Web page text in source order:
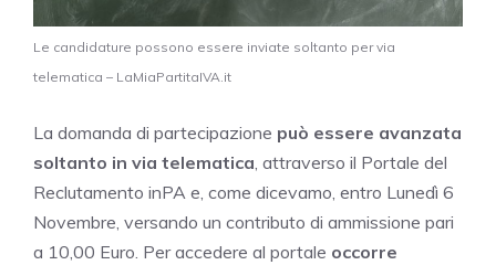
Le candidature possono essere inviate soltanto per via
telematica – LaMiaPartitaIVA.it
La domanda di partecipazione può essere avanzata
soltanto in via telematica, attraverso il Portale del
Reclutamento inPA e, come dicevamo, entro Lunedì 6
Novembre, versando un contributo di ammissione pari
a 10,00 Euro. Per accedere al portale occorre